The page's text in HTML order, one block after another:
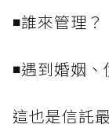
◾誰來管理？
◾遇到婚姻
這也是信託